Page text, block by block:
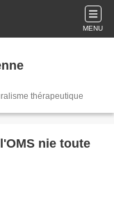
MENU
thérapeutique
nie toute